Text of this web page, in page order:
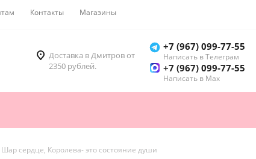
Контакты Магазины
Доставка в Дмитров от
2350 рублей.
+7 (967) 099-77-55
Написать в Телеграм
+7 (967) 099-77-55
Написать в Мах
Шар сердце, Королева- это состояние души